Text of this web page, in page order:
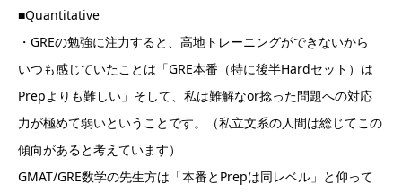
■Quantitative
・GREの勉強に注力すると、高地トレーニングができないから
いつも感じていたことは「GRE本番（特に後半Hardセット）は
Prepよりも難しい」そして、私は難解なor捻った問題への対応
力が極めて弱いということです。（私立文系の人間は総じてこの
傾向があると考えています）
GMAT/GRE数学の先生方は「本番とPrepは同レベル」と仰って